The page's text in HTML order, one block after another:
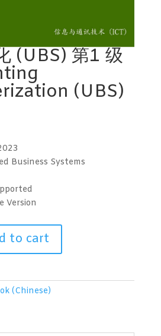
(UBS) 第1 级
(UBS)
Business Systems
Version
to cart
(Chinese)